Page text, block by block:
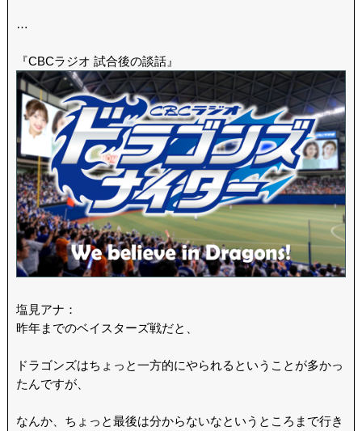
…
『CBCラジオ 試合後の談話』
塩見アナ：
昨年までのベイスターズ戦だと、
ドラゴンズはちょっと一方的にやられるということが多かっ
たんですが、
なんか、ちょっと最後は分からないなというところまで行き